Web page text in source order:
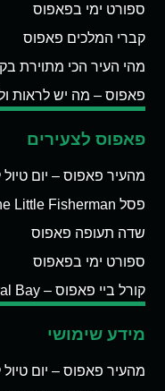
ספורט ימי בפאפוס
קברי המלכים פאפוס
מהי העיר הכי מתוירת
פאפוס – מה יש לראות ולעשות? 20
פאפוס לצעירים
מהעיר פאפוס – יום
פסל The Little Fisherman ("הדייג הקטן") בטיילת פאפוס
שדה תעופה פאפוס
ספורט ימי בפאפוס
קורל ביי פאפוס – Coral Bay
מידע שימושי
מהעיר פאפוס – יום